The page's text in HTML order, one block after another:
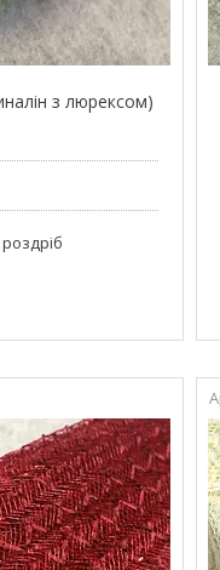
з люрексом)